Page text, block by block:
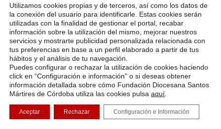
COPYRIGHT 2025 FUNDACIÓN DIOCESANA
SANTOS MÁRTIRES, ALL RIGHT RESERVED
POLÍTICA DE COOKIES AVISO LEGAL
POLÍTICA DE PRIVACIDAD
Utilizamos cookies propias y de terceros, así como los datos de
la conexión del usuario para identificarle. Estas cookies serán
utilizadas con la finalidad de gestionar el portal, recabar
información sobre la utilización del mismo, mejorar nuestros
servicios y mostrarte publicidad personalizada relacionada con
tus preferencias en base a un perfil elaborado a partir de tus
hábitos y el análisis de tu navegación.
Puedes configurar o rechazar la utilización de cookies haciendo
click en “Configuración e información" o si deseas obtener
información detallada sobre cómo Fundación Diocesana Santos
Mártires de Córdoba utiliza las cookies pulsa aquí
Aceptar Rechazar Configuración e Información
¿Necesitas ayuda?